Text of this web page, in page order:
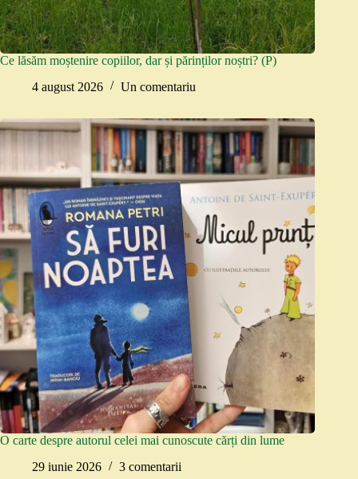
Ce lăsăm moștenire copiilor, dar și părinților noștri? (P)
4 august 2026
Un comentariu
O carte despre autorul celei mai cunoscute cărți din lume
29 iunie 2026
3 comentarii